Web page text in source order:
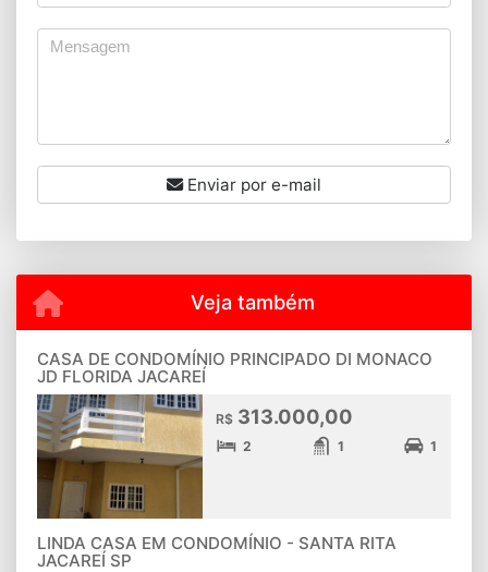
Enviar por e-mail
Veja também
CASA DE CONDOMÍNIO PRINCIPADO DI MONACO
JD FLORIDA JACAREÍ
R$ 313.000,00
2 1 1
LINDA CASA EM CONDOMÍNIO - SANTA RITA
JACAREÍ SP